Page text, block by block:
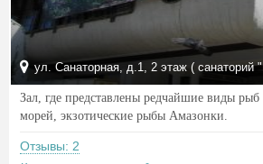
ул. Санаторная, д.1, 2 этаж ( санаторий
Зал, где представлены редчайшие виды
морей, экзотические рыбы Амазонки.
Отзывы: 2